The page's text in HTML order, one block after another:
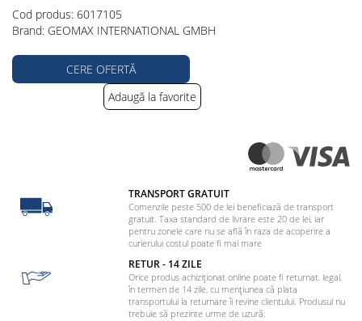
Cod produs: 6017105
Brand: GEOMAX INTERNATIONAL GMBH
CERE OFERTĂ
Adaugă la favorite
TRANSPORT GRATUIT
Comenzile peste 500 de lei beneficiază de transport
gratuit. Taxa standard de livrare este 20 de lei, iar
pentru zonele care nu se află în raza de acoperire a
curierului costul poate fi mai mare
RETUR - 14 ZILE
Orice produs achiziționat online poate fi returnat, legal,
în termen de 14 zile, cu mențiunea că plata
transportului la returnare îi revine clientului. Produsul nu
trebuie să prezinte urme de uzură.